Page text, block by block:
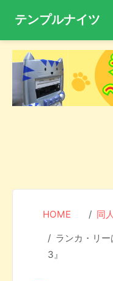
テンプルナイツ
HOME 同
ランカ・リ
3』